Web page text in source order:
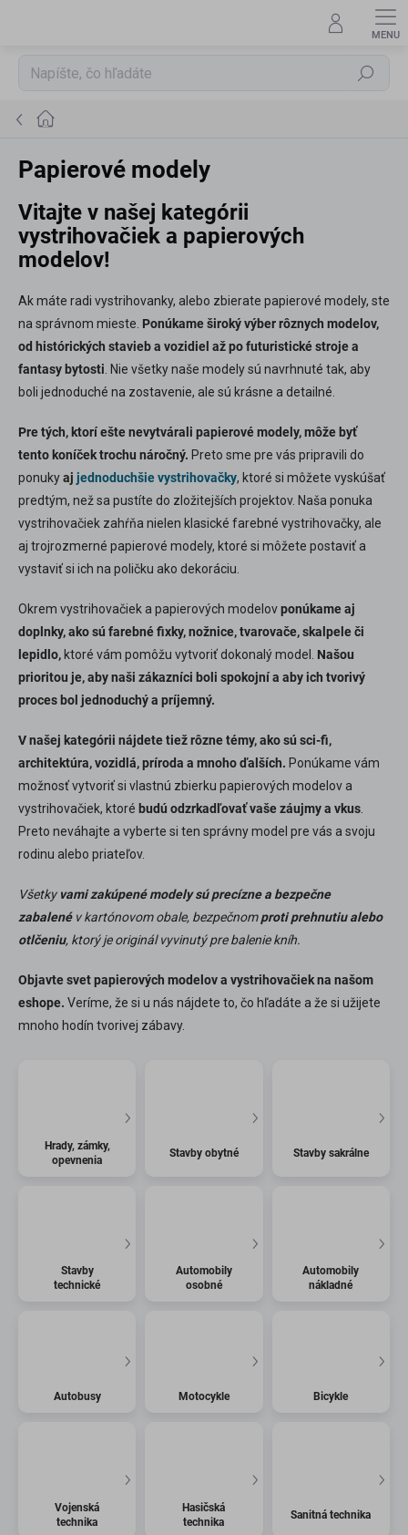
Hľadať
Domov
Papierové modely
Vitajte v našej kategórii
vystrihovačiek a papierových
modelov!
Ak máte radi vystrihovanky, alebo zbierate papierové modely, ste
na správnom mieste. Ponúkame široký výber rôznych modelov,
od histórických stavieb a vozidiel až po futuristické stroje a
fantasy bytosti . Nie všetky naše modely sú navrhnuté tak, aby
boli jednoduché na zostavenie, ale sú krásne a detailné.
Pre tých, ktorí ešte nevytvárali papierové modely, môže byť
tento koníček trochu náročný. Preto sme pre vás pripravili do
ponukyaj jednoduchšie vystrihovačky, ktoré si môžete vyskúšať
predtým, než sa pustíte do zložitejších projektov. Naša ponuka
vystrihovačiek zahŕňa nielen klasické farebné vystrihovačky, ale
aj trojrozmerné papierové modely, ktoré si môžete postaviť a
vystaviť si ich na poličku ako dekoráciu.
Okrem vystrihovačiek a papierových modelovponúkame aj
doplnky, ako sú farebné fixky, nožnice, tvarovače, skalpele či
lepidlo, ktoré vám pomôžu vytvoriť dokonalý model. Našou
prioritou je, aby naši zákazníci boli spokojní a aby ich tvorivý
proces bol jednoduchý a príjemný.
V našej kategórii nájdete tiež rôzne témy, ako sú sci-fi,
architektúra, vozidlá, príroda a mnoho ďalších. Ponúkame vám
možnosť vytvoriť si vlastnú zbierku papierových modelov a
vystrihovačiek, ktoré budú odzrkadľovať vaše záujmy a vkus
Preto neváhajte a vyberte si ten správny model pre vás a svoju
rodinu alebo priateľov.
Všetky vami zakúpené modely sú precízne a bezpečne
zabalenév kartónovom obale, bezpečnomproti prehnutiu alebo
otlčeniu, ktorý je originál vyvinutý pre balenie kníh.
Objavte svet papierových modelov a vystrihovačiek na našom
eshope. Veríme, že si u nás nájdete to, čo hľadáte a že si užijete
mnoho hodín tvorivej zábavy.
Hrady, zámky,
opevnenia
Stavby obytné Stavby sakrálne
Stavby
technické
Automobily
osobné
Automobily
nákladné
Autobusy Motocykle Bicykle
Vojenská
technika
Hasičská
technika
Sanitná technika